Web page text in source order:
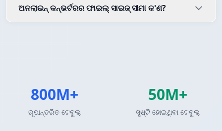
ଅନଲାଇନ୍ କନ୍ଭର୍ଟରର ଫାଇଲ୍ ସାଇଜ୍ ସୀମା କ'ଣ?
800M+
ରୂପାନ୍ତରିତ ଟେବୁଲ୍
50M+
ସୃଷ୍ଟି ହୋଇଥିବା ଟେବୁଲ୍